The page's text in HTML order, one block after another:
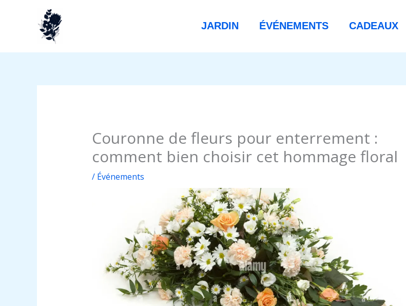
JARDIN ÉVÉNEMENTS CADEAUX
Couronne de fleurs pour enterrement :
comment bien choisir cet hommage floral
/ Événements